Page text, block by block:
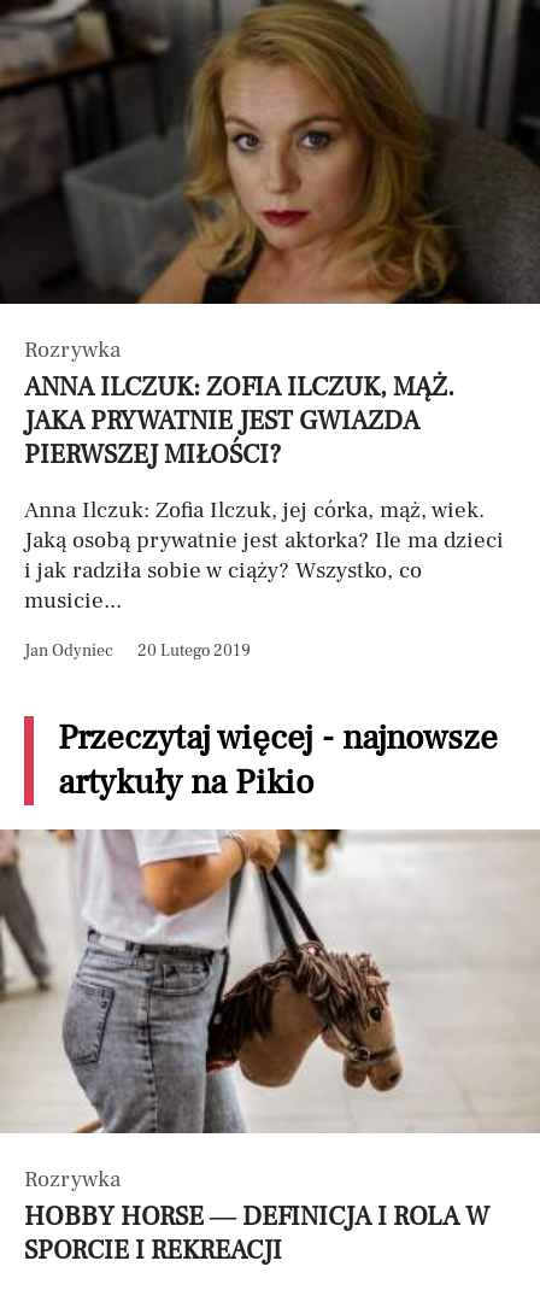
Rozrywka
ANNA ILCZUK: ZOFIA ILCZUK, MĄŻ.
JAKA PRYWATNIE JEST GWIAZDA
PIERWSZEJ MIŁOŚCI?
Anna Ilczuk: Zofia Ilczuk, jej córka, mąż, wiek.
Jaką osobą prywatnie jest aktorka? Ile ma dzieci
i jak radziła sobie w ciąży? Wszystko, co
musicie...
Jan Odyniec 20 Lutego 2019
Przeczytaj więcej - najnowsze
artykuły na Pikio
Rozrywka
HOBBY HORSE — DEFINICJA I ROLA W
SPORCIE I REKREACJI